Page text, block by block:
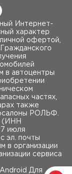
Интернет-
характер
офертой,
в автоцентры
частях,
также
РОЛЬФ.
(ИНН
июля
эл. почты
в организации
сервиса
Для